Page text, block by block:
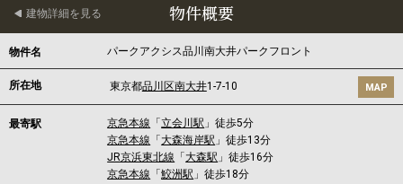
物件概要
建物詳細を見る
物件名 パークアクシス品川南大井パークフロント
所在地 東京都品川区南大井1-7-10 MAP
最寄駅 京急本線 「立会川駅 」徒歩5分
京急本線 「 大森海岸駅 」徒歩13分
JR京浜東北線 「 大森駅 」徒歩16分
京急本線 「鮫洲駅 」徒歩18分